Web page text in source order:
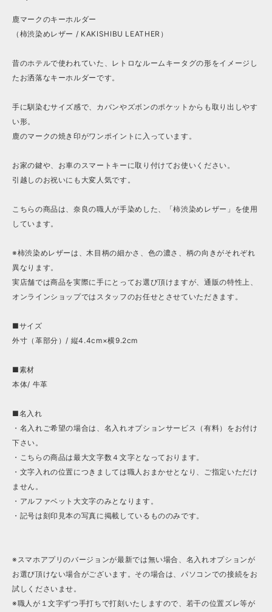
鹿マークのキーホルダー
（柿渋染めレザー / KAKISHIBU LEATHER）
昔のホテルで使われていた、レトロなルームキータグの形をイメージし
たお洒落なキーホルダーです。
手に馴染むサイズ感で、カバンやズボンのポケットからも取り出しやす
い形。
鹿のマークの焼き印がワンポイントに入っています。
お家の鍵や、お車のスマートキーに取り付けてお使いください。
引越しのお祝いにも大変人気です。
こちらの商品は、奈良の職人が手染めした、「柿渋染めレザー」を使用
しています。
※柿渋染めレザーは、木目柄の細かさ、色の濃さ、柄の向きがそれぞれ
異なります。
実店舗では商品を実際に手にとってお選び頂けますが、通販の特性上、
オンラインショップではスタッフのお任せとさせていただきます。
■サイズ
外寸（革部分）/ 縦4.4cm×横9.2cm
■素材
本体/ 牛革
■名入れ
・名入れご希望の場合は、名入れオプションサービス（有料）をお付け
下さい。
・こちらの商品は最大文字数４文字となっております。
・文字入れの位置につきましては職人おまかせとなり、ご指定いただけ
ません。
・アルファベット大文字のみとなります。
・記号は刻印見本の写真に掲載しているもののみです。
※スマホアプリのバージョンが最新では無い場合、名入れオプションが
お選び頂けない場合がございます。その場合は、パソコンでの接続をお
試しくださいませ。
※職人が１文字ずつ手打ちで打刻いたしますので、若干の位置ズレ等が